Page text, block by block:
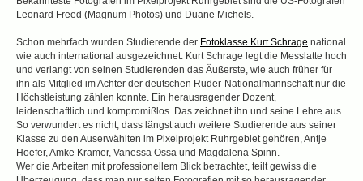
Leonard Freed (Magnum Photos) und Duane Michels.
Schon mehrfach wurden Studierende der Fotoklasse Kurt Schrage national
wie auch international ausgezeichnet. Kurt Schrage legt die Messlatte hoch
und verlangt von seinen Studierenden das Äußerste, wie auch früher für
ihn als Mitglied im Achter der deutschen Ruder-Nationalmannschaft nur die
Höchstleistung zählen konnte. Ein herausragender Dozent,
leidenschaftlich und kompromißlos. Das zeichnet ihn und seine Lehre aus.
So verwundert es nicht, dass längst auch weitere Studierende aus seiner
Klasse zu den Auserwählten im Pixelprojekt Ruhrgebiet gehören, Antje
Hoefer, Amke Kramer, Vanessa Ossa und Magdalena Spinn.
Wer die Arbeiten mit professionellem Blick betrachtet, teilt gewiss die